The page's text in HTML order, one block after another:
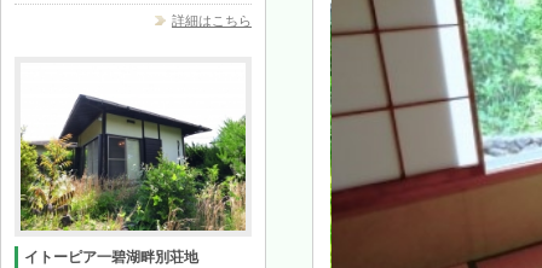
詳細はこちら
イトーピア一碧湖畔別荘地